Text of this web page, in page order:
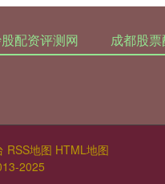
配资评测网 成都股
RSS地图 HTML地图
2025